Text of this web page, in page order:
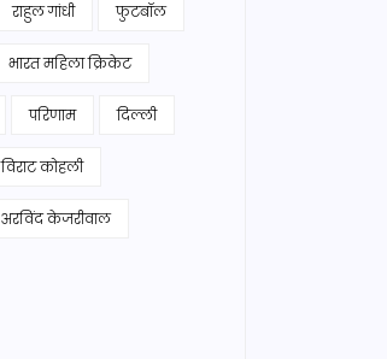
राहुल गांधी फुटबॉल
भारत महिला क्रिकेट
परिणाम दिल्ली
विराट कोहली
अरविंद केजरीवाल